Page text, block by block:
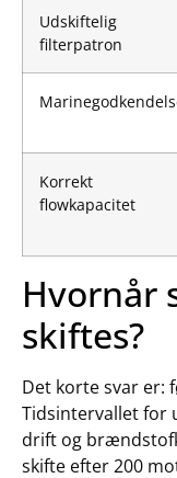
Udskiftelig
filterpatron
Korrekt
flowkapacitet
Hvornår
skiftes?
Det korte svar er:
Tidsintervallet for
drift og
skifte efter 200